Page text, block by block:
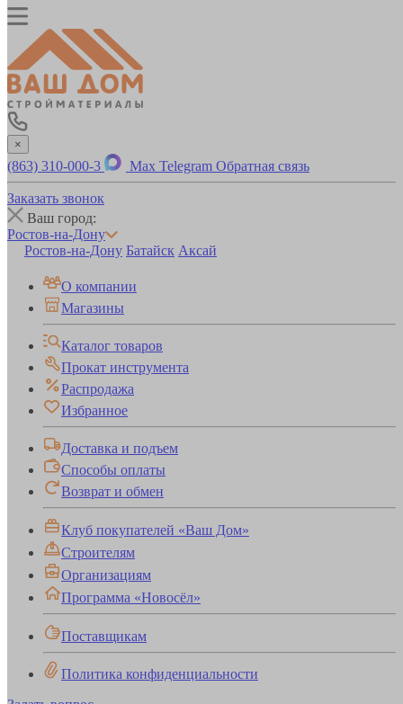
×
(863) 310-000-3 Max Telegram Обратная связь
Заказать звонок
Ваш город:
Ростов-на-Дону
Ростов-на-Дону Батайск Аксай
О компании
Магазины
Каталог товаров
Прокат инструмента
Распродажа
Избранное
Доставка и подъем
Способы оплаты
Возврат и обмен
Клуб покупателей «Ваш Дом»
Строителям
Организациям
Программа «Новосёл»
Поставщикам
Политика конфиденциальности